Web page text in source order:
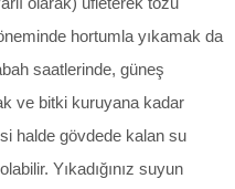
hortumla yıkamak da
saatlerinde, güneş
ve bitki kuruyana kadar
halde gövdede kalan su
Yıkadığınız suyun